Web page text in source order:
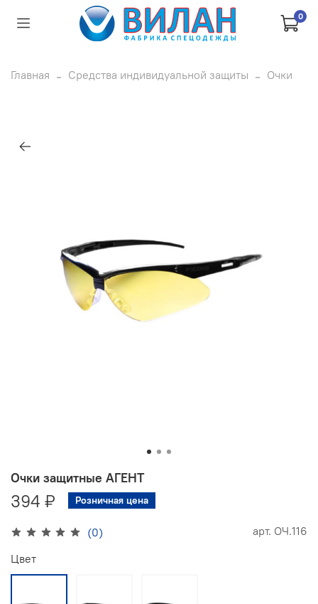
0
Главная Средства индивидуальной защиты Очки
(0) арт. ОЧ.116
Очки защитные АГЕНТ
394 ₽ Розничная цена
Цвет